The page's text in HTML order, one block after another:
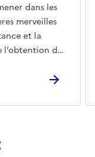
dans les
merveilles
et la
l’obtention du